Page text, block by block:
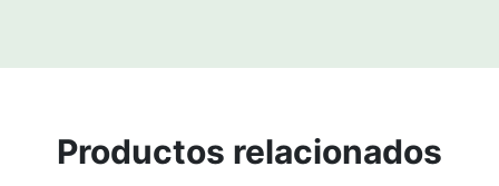
Productos relacionados